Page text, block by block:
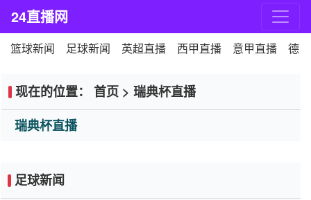
24直播网
篮球新闻 足球新闻 英超直播 西甲直播 意甲直播 德
现在的位置： 首页 > 瑞典杯直播
瑞典杯直播
足球新闻